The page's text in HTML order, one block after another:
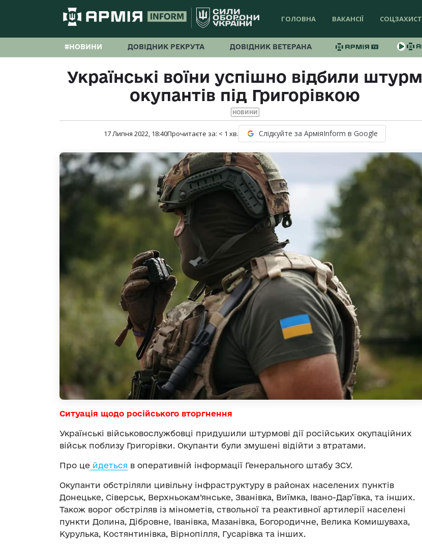
ГОЛОВНА ВАКАНСІЇ СОЦЗАХИСТ
#НОВИНИ ДОВІДНИК РЕКРУТА ДОВІДНИК ВЕТЕРАНА
Українські воїни успішно відбили штурм
окупантів під Григорівкою
НОВИНИ
17 Липня 2022, 18:40Прочитаєте за: < 1 хв. Слідкуйте за АрміяInform в Google
Ситуація щодо російського вторгнення
Українські військовослужбовці придушили штурмові дії російських окупаційних
військ поблизу Григорівки. Окупанти були змушені відійти з втратами.
Про це йдеться в оперативній інформації Генерального штабу ЗСУ.
Окупанти обстріляли цивільну інфраструктуру в районах населених пунктів
Донецьке, Сіверськ, Верхньокам’янське, Званівка, Виїмка, Івано-Дар’ївка, та інших.
Також ворог обстріляв із мінометів, ствольної та реактивної артилерії населені
пункти Долина, Дібровне, Іванівка, Мазанівка, Богородичне, Велика Комишуваха,
Курулька, Костянтинівка, Вірнопілля, Гусарівка та інших.